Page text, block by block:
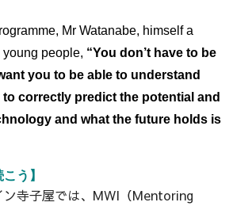
Mr Watanabe, himself a
people, “You don’t have to be
you to be able to understand
correctly predict the potential and
and what the future holds is
う】
ン寺子屋では、MWI（Mentoring